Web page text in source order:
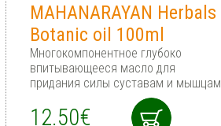
MAHANARAYAN Herbals
Botanic oil 100ml
Многокомпонентное глубоко
впитывающееся масло для
придания силы суставам и мышцам
12.50€